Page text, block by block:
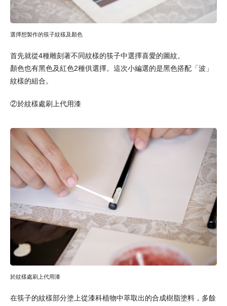
選擇想製作的筷子紋樣及顏色
首先就從4種雕刻著不同紋樣的筷子中選擇喜愛的圖紋。
顏色也有黑色及紅色2種供選擇。這次小編選的是黑色搭配「波」
紋樣的組合。
②於紋樣處刷上代用漆
於紋樣處刷上代用漆
在筷子的紋樣部分塗上從漆科植物中萃取出的合成樹脂塗料，多餘